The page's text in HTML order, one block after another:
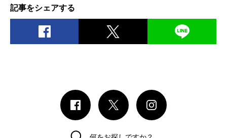
記事をシェアする